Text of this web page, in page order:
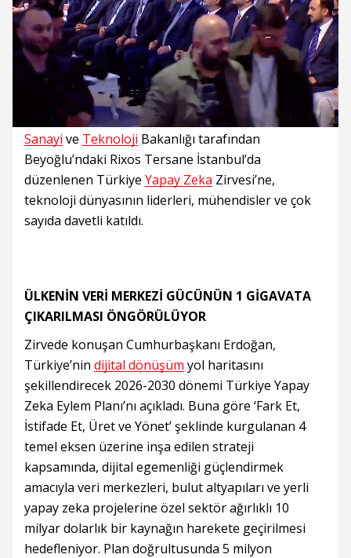
Süre Toplam
Süre Yüklendi
0%
Yükleniyor :
0%
Sanayi ve Teknoloji Bakanlığı tarafından
Beyoğlu’ndaki Rixos Tersane İstanbul’da
düzenlenen Türkiye Yapay Zeka Zirvesi’ne,
teknoloji dünyasının liderleri, mühendisler ve çok
sayıda davetli katıldı.
ÜLKENİN VERİ MERKEZİ GÜCÜNÜN 1 GİGAVATA
ÇIKARILMASI ÖNGÖRÜLÜYOR
Zirvede konuşan Cumhurbaşkanı Erdoğan,
Türkiye’nin dijital dönüşüm yol haritasını
şekillendirecek 2026-2030 dönemi Türkiye Yapay
Zeka Eylem Planı’nı açıkladı. Buna göre ‘Fark Et,
İstifade Et, Üret ve Yönet’ şeklinde kurgulanan 4
temel eksen üzerine inşa edilen strateji
kapsamında, dijital egemenliği güçlendirmek
amacıyla veri merkezleri, bulut altyapıları ve yerli
yapay zeka projelerine özel sektör ağırlıklı 10
milyar dolarlık bir kaynağın harekete geçirilmesi
hedefleniyor. Plan doğrultusunda 5 milyon